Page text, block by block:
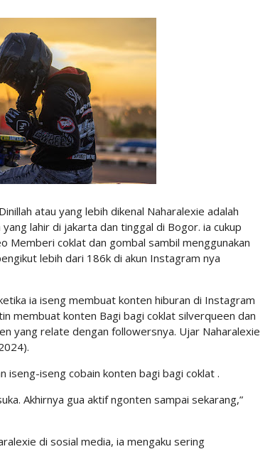
atau yang lebih dikenal Naharalexie adalah
lahir di jakarta dan tinggal di Bogor. ia cukup
Memberi coklat dan gombal sambil menggunakan
lebih dari 186k di akun Instagram nya
ia iseng membuat konten hiburan di Instagram
membuat konten Bagi bagi coklat silverqueen dan
yang relate dengan followersnya. Ujar Naharalexie
iseng-iseng cobain konten bagi bagi coklat .
Akhirnya gua aktif ngonten sampai sekarang,”
di sosial media, ia mengaku sering